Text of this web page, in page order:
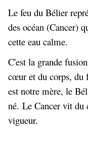
Le feu du Bélier
des océan (Cancer)
cette eau calme.
C'est la grande
cœur et du corps, du
est notre mère, le
né. Le Cancer vit du
vigueur.